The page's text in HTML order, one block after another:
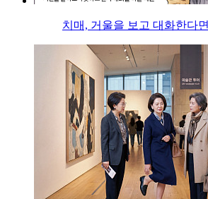
치매, 거울을 보고 대화한다면